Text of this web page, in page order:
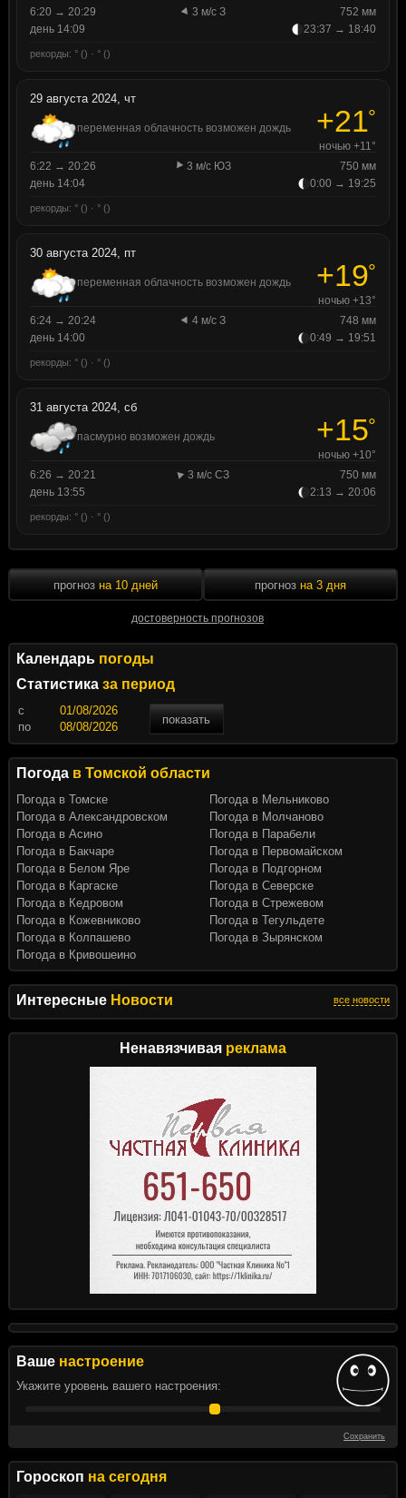
Интересные Новости все новости
Ненавязчивая реклама
Ваше настроение
Укажите уровень вашего настроения:
Сохранить
Гороскоп на сегодня
6:20 → 20:29
3 м/с З
752 мм
день 14:09
23:37 → 18:40
рекорды: ° () · ° ()
29 августа 2024, чт
переменная облачность возможен дождь +21°
ночью +11°
6:22 → 20:26
3 м/с ЮЗ
750 мм
день 14:04
0:00 → 19:25
рекорды: ° () · ° ()
30 августа 2024, пт
переменная облачность возможен дождь +19°
ночью +13°
6:24 → 20:24
4 м/с З
748 мм
день 14:00
0:49 → 19:51
рекорды: ° () · ° ()
31 августа 2024, сб
пасмурно возможен дождь +15°
ночью +10°
6:26 → 20:21
3 м/с СЗ
750 мм
день 13:55
2:13 → 20:06
рекорды: ° () · ° ()
прогноз на 10 дней
достоверность прогнозов
прогноз на 3 дня
Календарь погоды
Статистика за период
c
показать
по
Погода в Томской области
Погода в Томске
Погода в Александровском
Погода в Асино
Погода в Бакчаре
Погода в Белом Яре
Погода в Каргаске
Погода в Кедровом
Погода в Кожевниково
Погода в Колпашево
Погода в Кривошеино
Погода в Мельниково
Погода в Молчаново
Погода в Парабели
Погода в Первомайском
Погода в Подгорном
Погода в Северске
Погода в Стрежевом
Погода в Тегульдете
Погода в Зырянском